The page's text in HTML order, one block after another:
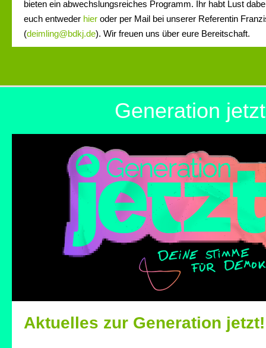
bieten ein abwechslungsreiches Programm. Ihr habt Lust
euch entweder hier oder per Mail bei unserer Referentin
(deimling@bdkj.de). Wir freuen uns über eure Bereitschaft.
Generation
Aktuelles zur Generation jetzt!